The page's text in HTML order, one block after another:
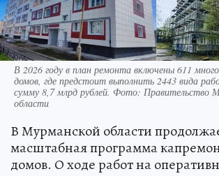
В 2026 году в план ремонта включены 611
домов, где предстоит выполнить 2443 вида
сумму 8,7 млрд рублей. Фото: Правительство
области
В Мурманской области
масштабная программа
домов. О ходе работ на